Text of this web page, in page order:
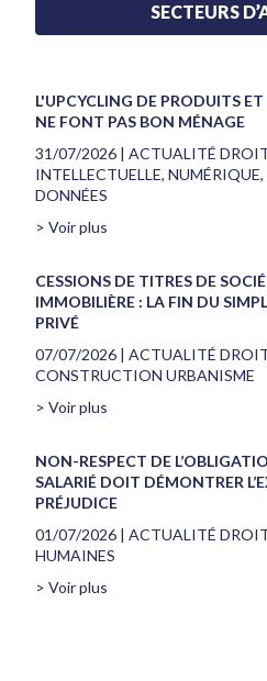
SECTEURS
L'UPCYCLING DE PRODUITS
NE FONT PAS BON MÉNAGE
31/07/2026 |ACTUALITÉ
INTELLECTUELLE,
DONNÉES
> Voir plus
CESSIONS DE TITRES DE
IMMOBILIÈRE : LA FIN DU
PRIVÉ
07/07/2026 |ACTUALITÉ
CONSTRUCTION URBANISME
> Voir plus
NON-RESPECT DE
SALARIÉ DOIT DÉMONTRER
PRÉJUDICE
01/07/2026 |ACTUALITÉ
HUMAINES
> Voir plus